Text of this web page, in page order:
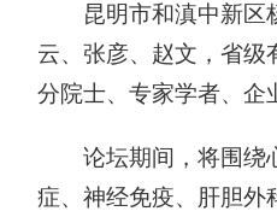
昆明市和滇中新区
云、张彦、赵文，省级
分院士、专家学者、企
论坛期间，将围绕
症、神经免疫、肝胆外